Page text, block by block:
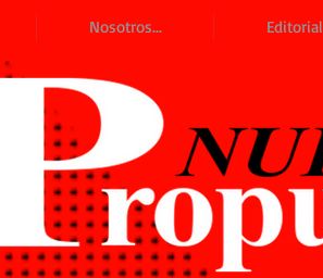
Nosotros... Editorial